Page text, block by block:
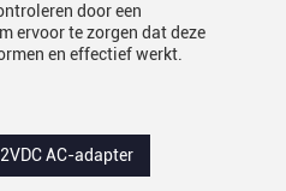
door een
ervoor te zorgen dat deze
en effectief werkt.
AC-adapter